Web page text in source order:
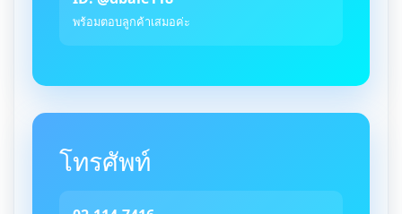
พร้อมตอบลูกค้าเสมอค่ะ
โทรศัพท์